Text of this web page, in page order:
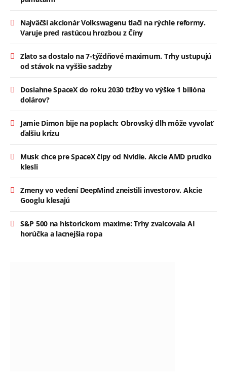
Najväčší akcionár Volkswagenu tlačí na rýchle reformy.
Varuje pred rastúcou hrozbou z Číny
Zlato sa dostalo na 7-týždňové maximum. Trhy ustupujú
od stávok na vyššie sadzby
Dosiahne SpaceX do roku 2030 tržby vo výške 1 bilióna
dolárov?
Jamie Dimon bije na poplach: Obrovský dlh môže vyvolať
ďalšiu krízu
Musk chce pre SpaceX čipy od Nvidie. Akcie AMD prudko
klesli
Zmeny vo vedení DeepMind zneistili investorov. Akcie
Googlu klesajú
S&P 500 na historickom maxime: Trhy zvalcovala AI
horúčka a lacnejšia ropa